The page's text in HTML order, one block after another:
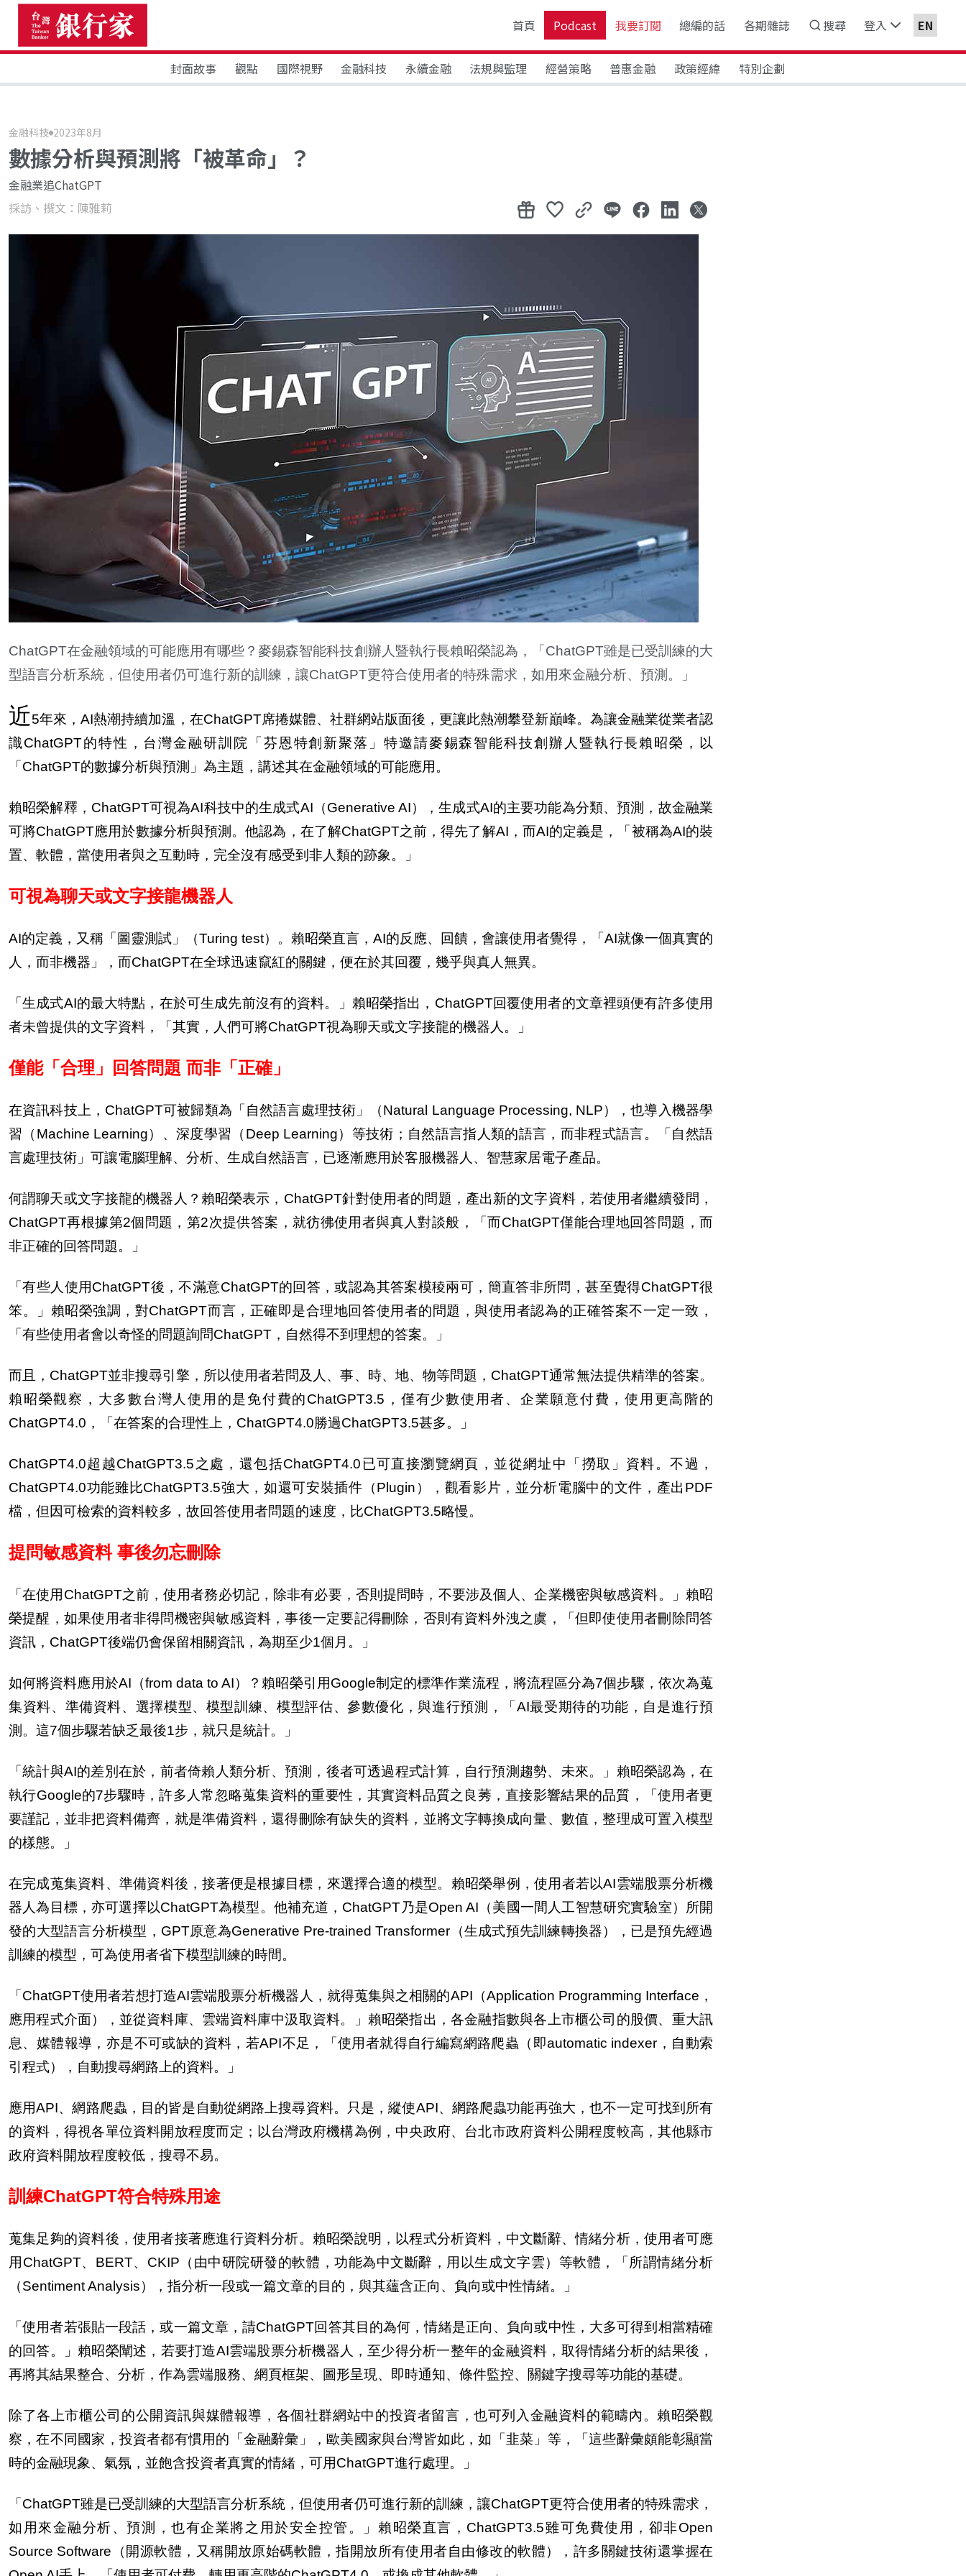
首頁 Podcast 我要訂閱 總編的話 各期雜誌 搜尋 登入 EN
封面故事 觀點 國際視野 金融科技 永續金融 法規與監理 經營策略 普惠金融 政策經緯 特別企劃
金融科技 2023年8月
數據分析與預測將「被革命」？
金融業追ChatGPT
採訪、撰文：陳雅莉
ChatGPT在金融領域的可能應用有哪些？麥錫森智能科技創辦人暨執行長賴昭榮認為，「ChatGPT雖是已受訓練的大
型語言分析系統，但使用者仍可進行新的訓練，讓ChatGPT更符合使用者的特殊需求，如用來金融分析、預測。」
近5年來，AI熱潮持續加溫，在ChatGPT席捲媒體、社群網站版面後，更讓此熱潮攀登新巔峰。為讓金融業從業者認
識ChatGPT的特性，台灣金融研訓院「芬恩特創新聚落」特邀請麥錫森智能科技創辦人暨執行長賴昭榮，以
「ChatGPT的數據分析與預測」為主題，講述其在金融領域的可能應用。
賴昭榮解釋，ChatGPT可視為AI科技中的生成式AI（Generative AI），生成式AI的主要功能為分類、預測，故金融業
可將ChatGPT應用於數據分析與預測。他認為，在了解ChatGPT之前，得先了解AI，而AI的定義是，「被稱為AI的裝
置、軟體，當使用者與之互動時，完全沒有感受到非人類的跡象。」
可視為聊天或文字接龍機器人
AI的定義，又稱「圖靈測試」（Turing test）。賴昭榮直言，AI的反應、回饋，會讓使用者覺得，「AI就像一個真實的
人，而非機器」，而ChatGPT在全球迅速竄紅的關鍵，便在於其回覆，幾乎與真人無異。
「生成式AI的最大特點，在於可生成先前沒有的資料。」賴昭榮指出，ChatGPT回覆使用者的文章裡頭便有許多使用
者未曾提供的文字資料，「其實，人們可將ChatGPT視為聊天或文字接龍的機器人。」
僅能「合理」回答問題 而非「正確」
在資訊科技上，ChatGPT可被歸類為「自然語言處理技術」（Natural Language Processing, NLP），也導入機器學
習（Machine Learning）、深度學習（Deep Learning）等技術；自然語言指人類的語言，而非程式語言。「自然語
言處理技術」可讓電腦理解、分析、生成自然語言，已逐漸應用於客服機器人、智慧家居電子產品。
何謂聊天或文字接龍的機器人？賴昭榮表示，ChatGPT針對使用者的問題，產出新的文字資料，若使用者繼續發問，
ChatGPT再根據第2個問題，第2次提供答案，就彷彿使用者與真人對談般，「而ChatGPT僅能合理地回答問題，而
非正確的回答問題。」
「有些人使用ChatGPT後，不滿意ChatGPT的回答，或認為其答案模稜兩可，簡直答非所問，甚至覺得ChatGPT很
笨。」賴昭榮強調，對ChatGPT而言，正確即是合理地回答使用者的問題，與使用者認為的正確答案不一定一致，
「有些使用者會以奇怪的問題詢問ChatGPT，自然得不到理想的答案。」
而且，ChatGPT並非搜尋引擎，所以使用者若問及人、事、時、地、物等問題，ChatGPT通常無法提供精準的答案。
賴昭榮觀察，大多數台灣人使用的是免付費的ChatGPT3.5，僅有少數使用者、企業願意付費，使用更高階的
ChatGPT4.0，「在答案的合理性上，ChatGPT4.0勝過ChatGPT3.5甚多。」
ChatGPT4.0超越ChatGPT3.5之處，還包括ChatGPT4.0已可直接瀏覽網頁，並從網址中「撈取」資料。不過，
ChatGPT4.0功能雖比ChatGPT3.5強大，如還可安裝插件（Plugin），觀看影片，並分析電腦中的文件，產出PDF
檔，但因可檢索的資料較多，故回答使用者問題的速度，比ChatGPT3.5略慢。
提問敏感資料 事後勿忘刪除
「在使用ChatGPT之前，使用者務必切記，除非有必要，否則提問時，不要涉及個人、企業機密與敏感資料。」賴昭
榮提醒，如果使用者非得問機密與敏感資料，事後一定要記得刪除，否則有資料外洩之虞，「但即使使用者刪除問答
資訊，ChatGPT後端仍會保留相關資訊，為期至少1個月。」
如何將資料應用於AI（from data to AI）？賴昭榮引用Google制定的標準作業流程，將流程區分為7個步驟，依次為蒐
集資料、準備資料、選擇模型、模型訓練、模型評估、參數優化，與進行預測，「AI最受期待的功能，自是進行預
測。這7個步驟若缺乏最後1步，就只是統計。」
「統計與AI的差別在於，前者倚賴人類分析、預測，後者可透過程式計算，自行預測趨勢、未來。」賴昭榮認為，在
執行Google的7步驟時，許多人常忽略蒐集資料的重要性，其實資料品質之良莠，直接影響結果的品質，「使用者更
要謹記，並非把資料備齊，就是準備資料，還得刪除有缺失的資料，並將文字轉換成向量、數值，整理成可置入模型
的樣態。」
在完成蒐集資料、準備資料後，接著便是根據目標，來選擇合適的模型。賴昭榮舉例，使用者若以AI雲端股票分析機
器人為目標，亦可選擇以ChatGPT為模型。他補充道，ChatGPT乃是Open AI（美國一間人工智慧研究實驗室）所開
發的大型語言分析模型，GPT原意為Generative Pre-trained Transformer（生成式預先訓練轉換器），已是預先經過
訓練的模型，可為使用者省下模型訓練的時間。
「ChatGPT使用者若想打造AI雲端股票分析機器人，就得蒐集與之相關的API（Application Programming Interface，
應用程式介面），並從資料庫、雲端資料庫中汲取資料。」賴昭榮指出，各金融指數與各上市櫃公司的股價、重大訊
息、媒體報導，亦是不可或缺的資料，若API不足，「使用者就得自行編寫網路爬蟲（即automatic indexer，自動索
引程式），自動搜尋網路上的資料。」
應用API、網路爬蟲，目的皆是自動從網路上搜尋資料。只是，縱使API、網路爬蟲功能再強大，也不一定可找到所有
的資料，得視各單位資料開放程度而定；以台灣政府機構為例，中央政府、台北市政府資料公開程度較高，其他縣市
政府資料開放程度較低，搜尋不易。
訓練ChatGPT符合特殊用途
蒐集足夠的資料後，使用者接著應進行資料分析。賴昭榮說明，以程式分析資料，中文斷辭、情緒分析，使用者可應
用ChatGPT、BERT、CKIP（由中研院研發的軟體，功能為中文斷辭，用以生成文字雲）等軟體，「所謂情緒分析
（Sentiment Analysis），指分析一段或一篇文章的目的，與其蘊含正向、負向或中性情緒。」
「使用者若張貼一段話，或一篇文章，請ChatGPT回答其目的為何，情緒是正向、負向或中性，大多可得到相當精確
的回答。」賴昭榮闡述，若要打造AI雲端股票分析機器人，至少得分析一整年的金融資料，取得情緒分析的結果後，
再將其結果整合、分析，作為雲端服務、網頁框架、圖形呈現、即時通知、條件監控、關鍵字搜尋等功能的基礎。
除了各上市櫃公司的公開資訊與媒體報導，各個社群網站中的投資者留言，也可列入金融資料的範疇內。賴昭榮觀
察，在不同國家，投資者都有慣用的「金融辭彙」，歐美國家與台灣皆如此，如「韭菜」等，「這些辭彙頗能彰顯當
時的金融現象、氣氛，並飽含投資者真實的情緒，可用ChatGPT進行處理。」
「ChatGPT雖是已受訓練的大型語言分析系統，但使用者仍可進行新的訓練，讓ChatGPT更符合使用者的特殊需求，
如用來金融分析、預測，也有企業將之用於安全控管。」賴昭榮直言，ChatGPT3.5雖可免費使用，卻非Open
Source Software（開源軟體，又稱開放原始碼軟體，指開放所有使用者自由修改的軟體），許多關鍵技術還掌握在